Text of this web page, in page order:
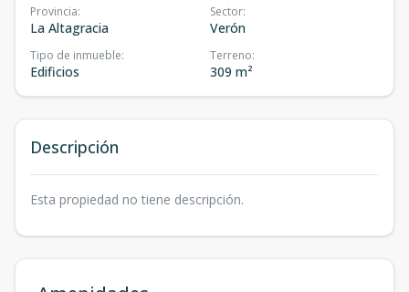
Provincia:
La Altagracia
Sector:
Verón
Tipo de inmueble:
Edificios
Terreno:
309 m²
Descripción
Esta propiedad no tiene descripción.